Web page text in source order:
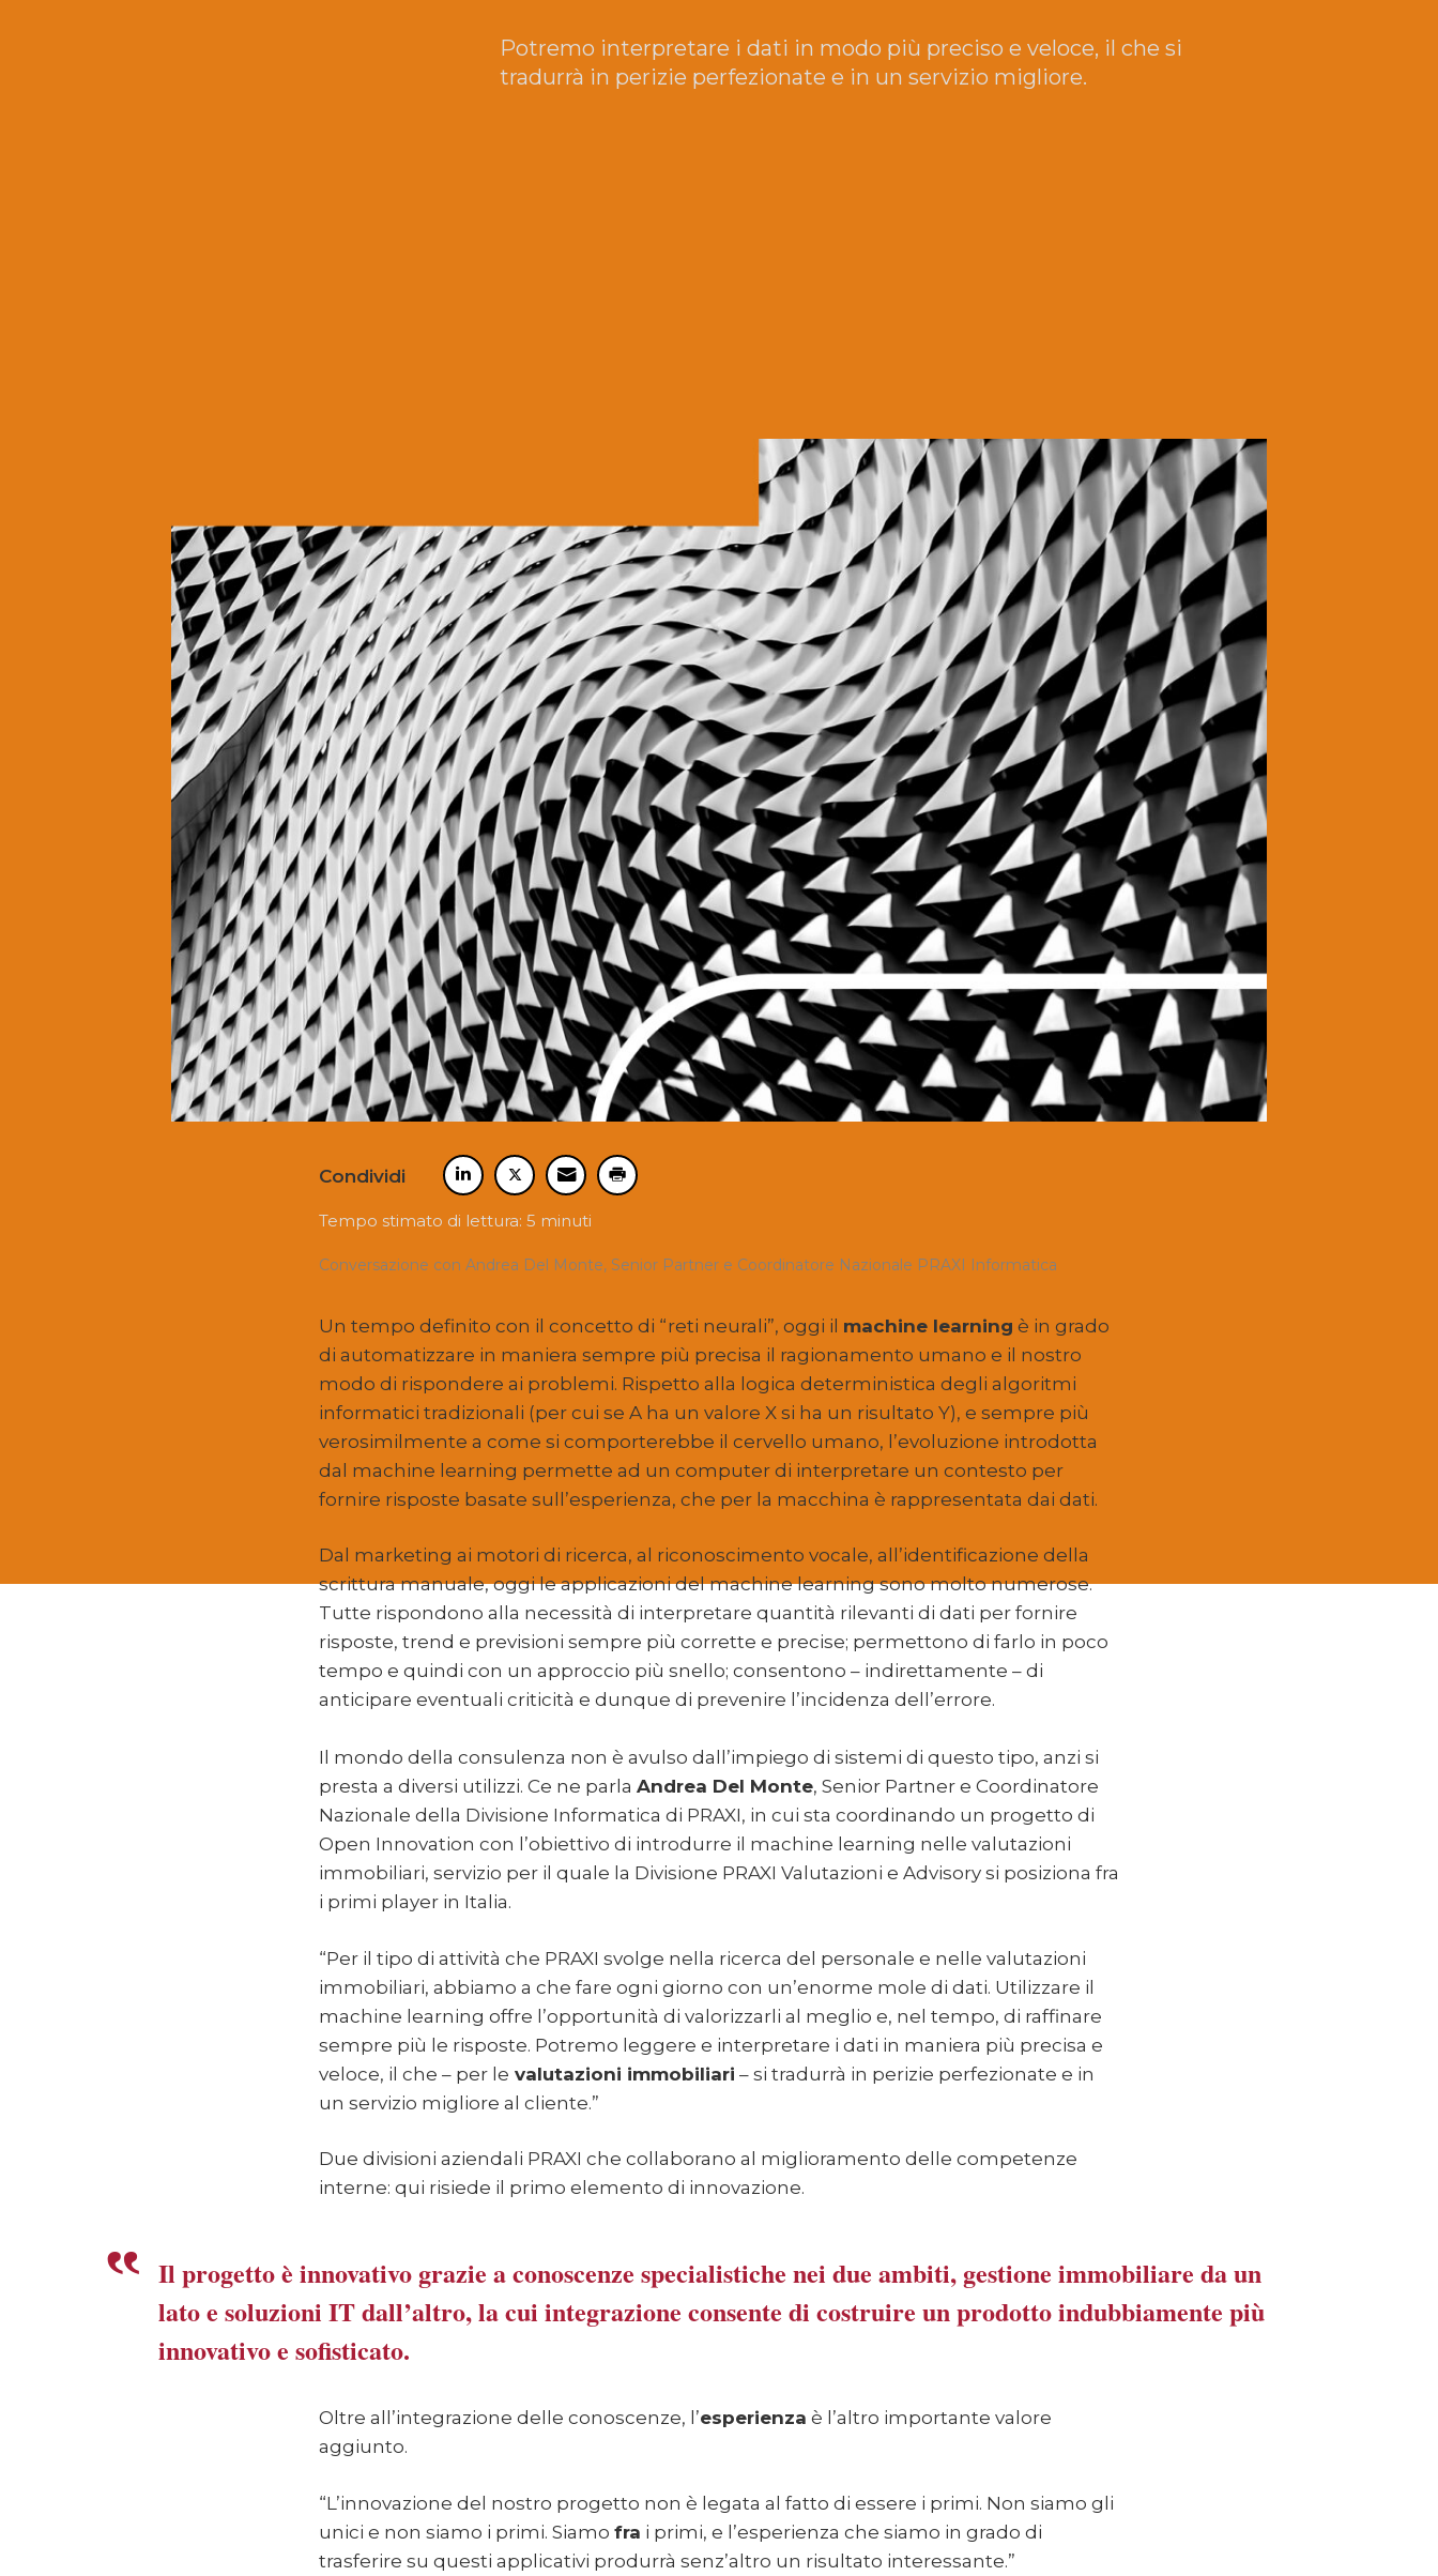
Potremo interpretare i dati in modo più preciso e veloce, il che si
tradurrà in perizie perfezionate e in un servizio migliore.
Condividi
Tempo stimato di lettura: 5 minuti
Conversazione con Andrea Del Monte, Senior Partner e Coordinatore Nazionale PRAXI Informatica
Un tempo definito con il concetto di “reti neurali”, oggi il machine learning è in grado
di automatizzare in maniera sempre più precisa il ragionamento umano e il nostro
modo di rispondere ai problemi. Rispetto alla logica deterministica degli algoritmi
informatici tradizionali (per cui se A ha un valore X si ha un risultato Y), e sempre più
verosimilmente a come si comporterebbe il cervello umano, l’evoluzione introdotta
dal machine learning permette ad un computer di interpretare un contesto per
fornire risposte basate sull’esperienza, che per la macchina è rappresentata dai dati.
Dal marketing ai motori di ricerca, al riconoscimento vocale, all’identificazione della
scrittura manuale, oggi le applicazioni del machine learning sono molto numerose.
Tutte rispondono alla necessità di interpretare quantità rilevanti di dati per fornire
risposte, trend e previsioni sempre più corrette e precise; permettono di farlo in poco
tempo e quindi con un approccio più snello; consentono – indirettamente – di
anticipare eventuali criticità e dunque di prevenire l’incidenza dell’errore.
Il mondo della consulenza non è avulso dall’impiego di sistemi di questo tipo, anzi si
presta a diversi utilizzi. Ce ne parla Andrea Del Monte, Senior Partner e Coordinatore
Nazionale della Divisione Informatica di PRAXI, in cui sta coordinando un progetto di
Open Innovation con l’obiettivo di introdurre il machine learning nelle valutazioni
immobiliari, servizio per il quale la Divisione PRAXI Valutazioni e Advisory si posiziona fra
i primi player in Italia.
“Per il tipo di attività che PRAXI svolge nella ricerca del personale e nelle valutazioni
immobiliari, abbiamo a che fare ogni giorno con un’enorme mole di dati. Utilizzare il
machine learning offre l’opportunità di valorizzarli al meglio e, nel tempo, di raffinare
sempre più le risposte. Potremo leggere e interpretare i dati in maniera più precisa e
veloce, il che – per le valutazioni immobiliari – si tradurrà in perizie perfezionate e in
un servizio migliore al cliente.”
Due divisioni aziendali PRAXI che collaborano al miglioramento delle competenze
interne: qui risiede il primo elemento di innovazione.
Il progetto è innovativo grazie a conoscenze specialistiche nei due ambiti, gestione immobiliare da un
lato e soluzioni IT dall’altro, la cui integrazione consente di costruire un prodotto indubbiamente più
innovativo e sofisticato.
Oltre all’integrazione delle conoscenze, l’esperienza è l’altro importante valore
aggiunto.
“L’innovazione del nostro progetto non è legata al fatto di essere i primi. Non siamo gli
unici e non siamo i primi. Siamo fra i primi, e l’esperienza che siamo in grado di
trasferire su questi applicativi produrrà senz’altro un risultato interessante.”